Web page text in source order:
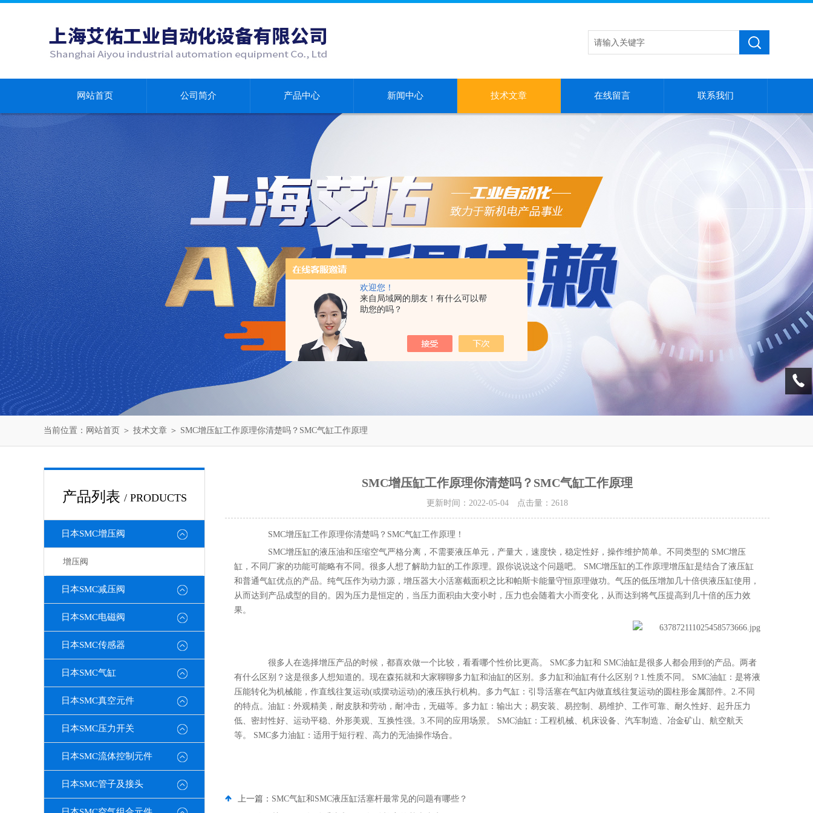
欢迎您！
来自局域网的朋友！有什么可以帮
助您的吗？
网站首页 公司简介 产品中心 新闻中心 技术文章 在线留言 联系我们
当前位置： 网站首页 ＞ 技术文章 ＞ SMC增压缸工作原理你清楚吗？SMC气缸工作原理
产品列表 / PRODUCTS
日本SMC增压阀
增压阀
日本SMC减压阀
日本SMC电磁阀
日本SMC传感器
日本SMC气缸
日本SMC真空元件
日本SMC压力开关
日本SMC流体控制元件
日本SMC管子及接头
SMC增压缸工作原理你清楚吗？SMC气缸工作原理
更新时间：2022-05-04 点击量： 2618
SMC增压缸工作原理你清楚吗？SMC气缸工作原理！
SMC增压缸的液压油和压缩空气严格分离，不需要液压单元，产量大，速度快，稳定性好，操作维护简单。不同类型的 SMC增压
缸，不同厂家的功能可能略有不同。很多人想了解助力缸的工作原理。跟你说说这个问题吧。
SMC增压缸的工作原理增压缸是结合了液压缸
和普通气缸优点的产品。纯气压作为动力源，增压器大小活塞截面积之比和帕斯卡能量守恒原理做功。气压的低压增加几十倍供液压缸使用，
从而达到产品成型的目的。因为压力是恒定的，当压力面积由大变小时，压力也会随着大小而变化，从而达到将气压提高到几十倍的压力效
果。
很多人在选择增压产品的时候，都喜欢做一个比较，看看哪个性价比更高。 SMC多力缸和 SMC油缸是很多人都会用到的产品。两者
有什么区别？这是很多人想知道的。现在森拓就和大家聊聊多力缸和油缸的区别。多力缸和油缸有什么区别？1.性质不同。
SMC油缸：是将液
压能转化为机械能，作直线往复运动(或摆动运动)的液压执行机构。多力气缸：引导活塞在气缸内做直线往复运动的圆柱形金属部件。2.不同
的特点。油缸：外观精美，耐皮肤和劳动，耐冲击，无磁等。多力缸：输出大；易安装、易控制、易维护、工作可靠、耐久性好、起升压力
低、密封性好、运动平稳、外形美观、互换性强。3.不同的应用场景。
SMC油缸：工程机械、机床设备、汽车制造、冶金矿山、航空航天
等。
SMC多力油缸：适用于短行程、高力的无油操作场合。
上一篇： SMC气缸和SMC液压缸活塞杆最常见的问题有哪些？